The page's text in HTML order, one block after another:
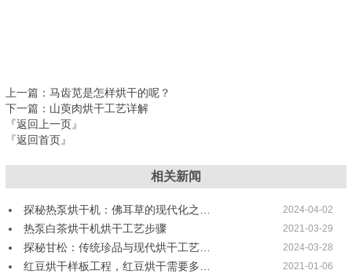
上一篇 ：马齿苋是怎样烘干的呢？
下一篇 ：山萸肉烘干工艺详解
『返回上一页』
『返回首页』
相关新闻
探秘热泵烘干机：佛耳草的现代化之… 2024-04-02
热泵白茶烘干机烘干工艺步骤 2021-03-29
探秘甘松：传统珍品与现代烘干工艺… 2024-03-28
红豆烘干样板工程，红豆烘干需要多… 2021-01-06